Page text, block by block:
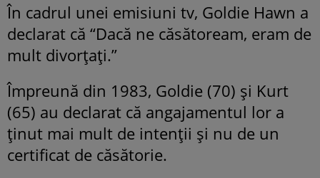
În cadrul unei emisiuni tv, Goldie Hawn a
declarat că “Dacă ne căsătoream, eram de
mult divorțați.”
Împreună din 1983, Goldie (70) și Kurt
(65) au declarat că angajamentul lor a
ținut mai mult de intenții și nu de un
certificat de căsătorie.